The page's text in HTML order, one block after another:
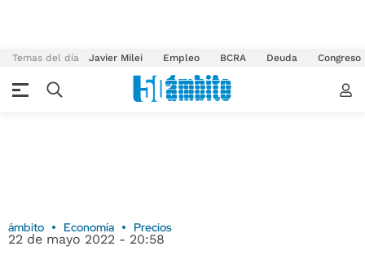
Temas del día Javier Milei Empleo BCRA Deuda Congreso
ámbito Economía Precios
22 de mayo 2022 - 20:58